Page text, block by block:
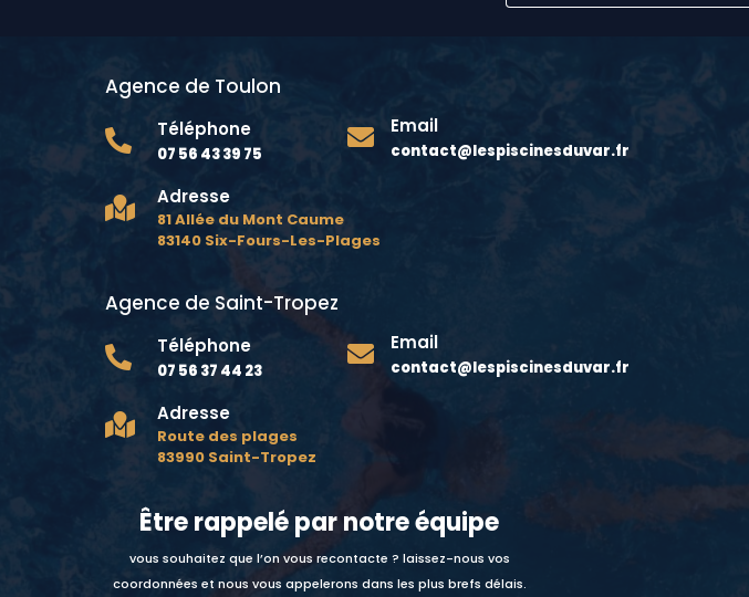
Agence de Toulon
 Téléphone
07 56 43 39 75
 Email
contact@lespiscinesduvar.fr
 Adresse
81 Allée du Mont Caume
83140 Six-Fours-Les-Plages
Agence de Saint-Tropez
 Téléphone
07 56 37 44 23
 Email
contact@lespiscinesduvar.fr
 Adresse
Route des plages
83990 Saint-Tropez
Être rappelé par notre équipe
vous souhaitez que l’on vous recontacte ? laissez-nous vos
coordonnées et nous vous appelerons dans les plus brefs délais.